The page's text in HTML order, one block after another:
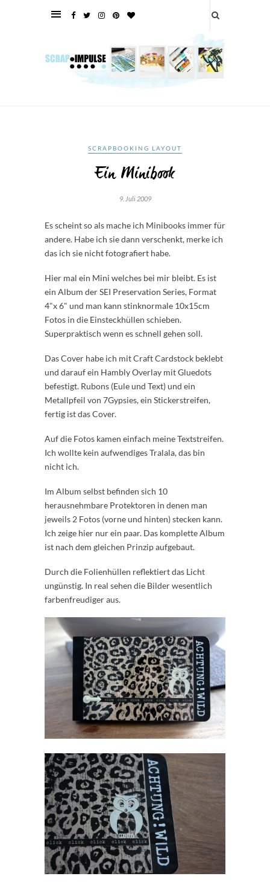
SCRAPBOOKING LAYOUT
Ein Minibook
9. Juli 2009
Es scheint so als mache ich Minibooks immer für
andere. Habe ich sie dann verschenkt, merke ich
das ich sie nicht fotografiert habe.
Hier mal ein Mini welches bei mir bleibt. Es ist
ein Album der SEI Preservation Series, Format
4"x 6" und man kann stinknormale 10x15cm
Fotos in die Einsteckhüllen schieben.
Superpraktisch wenn es schnell gehen soll.
Das Cover habe ich mit Craft Cardstock beklebt
und darauf ein Hambly Overlay mit Gluedots
befestigt. Rubons (Eule und Text) und ein
Metallpfeil von 7Gypsies, ein Stickerstreifen,
fertig ist das Cover.
Auf die Fotos kamen einfach meine Textstreifen.
Ich wollte kein aufwendiges Tralala, das bin
nicht ich.
Im Album selbst befinden sich 10
herausnehmbare Protektoren in denen man
jeweils 2 Fotos (vorne und hinten) stecken kann.
Ich zeige hier nur ein paar. Das komplette Album
ist nach dem gleichen Prinzip aufgebaut.
Durch die Folienhüllen reflektiert das Licht
ungünstig. In real sehen die Bilder wesentlich
farbenfreudiger aus.